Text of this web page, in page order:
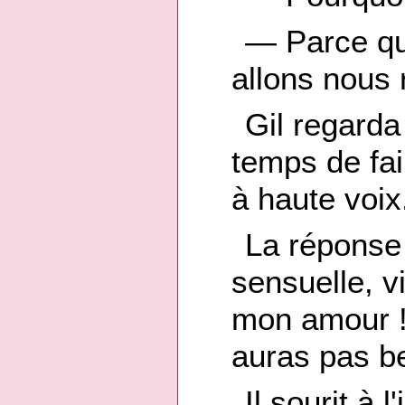
— Parce
allons nous
Gil
temps de
à haute
La
sensuelle,
mon amour
auras pas